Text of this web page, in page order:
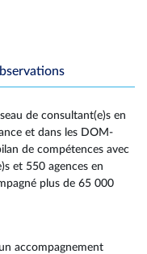
de consultant(e)s en
et dans les DOM-
de compétences avec
et 550 agences en
plus de 65 000
accompagnement